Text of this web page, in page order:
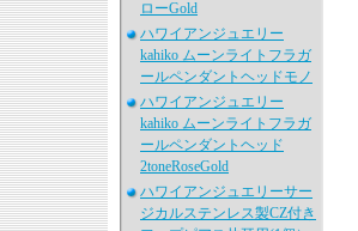
ローGold
ハワイアンジュエリー
kahiko ムーンライトフラガ
ールペンダントヘッドモノ
ハワイアンジュエリー
kahiko ムーンライトフラガ
ールペンダントヘッド
2toneRoseGold
ハワイアンジュエリーサー
ジカルステンレス製CZ付き